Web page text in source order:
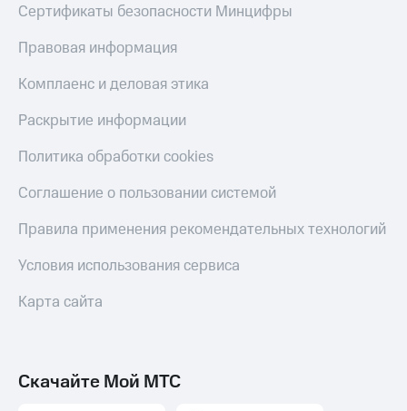
Сертификаты безопасности Минцифры
Правовая информация
Комплаенс и деловая этика
Раскрытие информации
Политика обработки cookies
Соглашение о пользовании системой
Правила применения рекомендательных технологий
Условия использования сервиса
Карта сайта
Скачайте Мой МТС